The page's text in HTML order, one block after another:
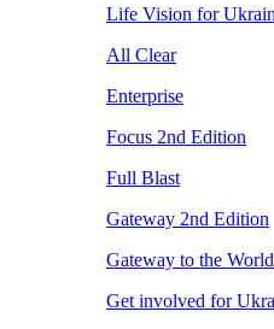
Life Vision for
All Clear
Enterprise
Focus 2nd Edition
Full Blast
Gateway 2nd Edition
Gateway to the
Get involved for